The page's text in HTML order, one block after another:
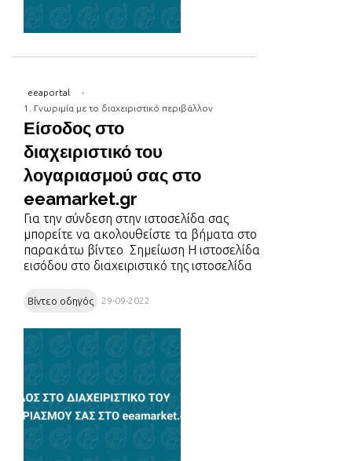
eeaportal
1. Γνωριμία με το διαχειριστικό περιβάλλον
Είσοδος στο
διαχειριστικό του
λογαριασμού σας στο
eeamarket.gr
Για την σύνδεση στην ιστοσελίδα σας
μπορείτε να ακολουθείστε τα βήματα στο
παρακάτω βίντεο Σημείωση Η ιστοσελίδα
εισόδου στο διαχειριστικό της ιστοσελίδα
https://app.eeamarket.gr Σε αυτό το
Βίντεο οδηγός 29-09-2022